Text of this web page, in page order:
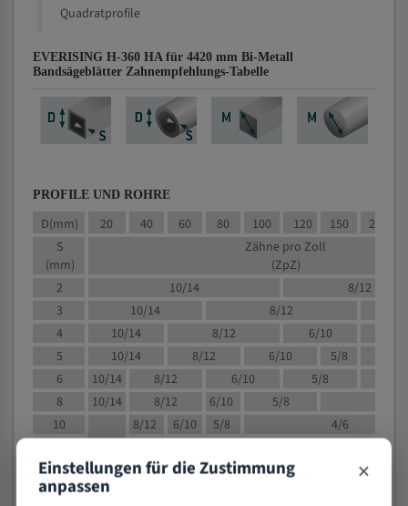
Quadratprofile
EVERISING H-360 HA für 4420 mm Bi-Metall
Bandsägeblätter Zahnempfehlungs-Tabelle
PROFILE UND ROHRE
D(mm) 20 40 60 80 100 120 150 200
S
(mm)
Zähne pro Zoll
(ZpZ)
2
10/14
8/12
3
10/14 8/12
4
10/14 8/12 6/10
5
10/14 8/12 6/10
5/8
6
10/14 8/12 6/10
5/8
8
10/14 8/12 6/10 5/8
10
8/12 6/10 5/8
4/6
15
8/12 6/10
4/5
20
Einstellungen für die Zustimmung
anpassen ×